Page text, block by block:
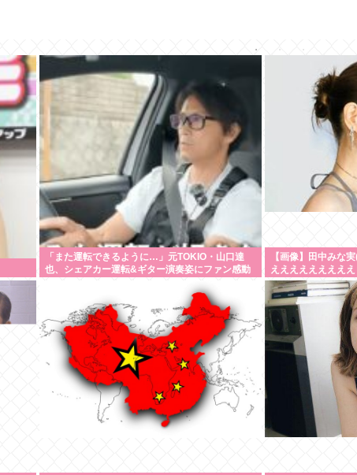
「また運転できるように…」元TOKIO・山口達
也、シェアカー運転&ギター演奏姿にファン感動
【画像】田中みな
えええええええええ